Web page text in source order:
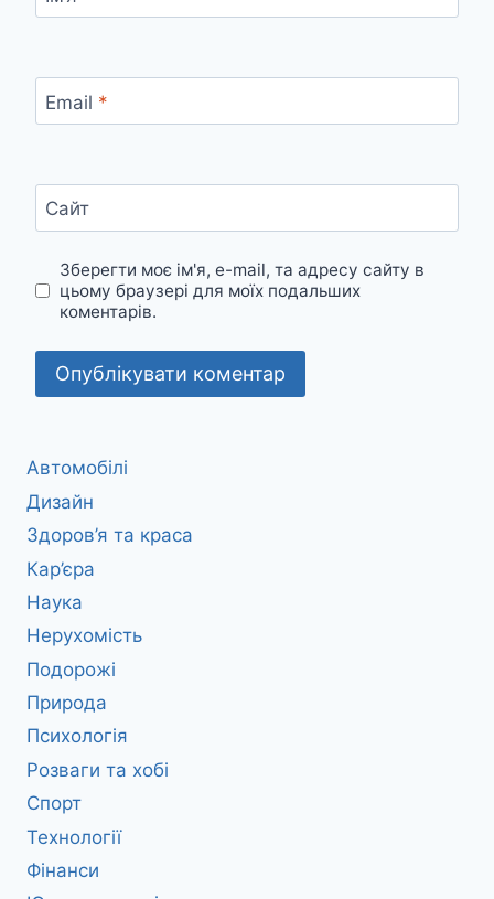
Email *
Сайт
Зберегти моє ім'я, e-mail, та адресу сайту в
цьому браузері для моїх подальших
коментарів.
Автомобілі
Дизайн
Здоров’я та краса
Кар’єра
Наука
Нерухомість
Подорожі
Природа
Психологія
Розваги та хобі
Спорт
Технології
Фінанси